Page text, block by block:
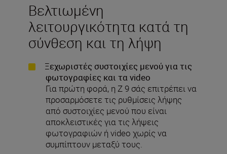
Βελτιωμένη
λειτουργικότητα κατά τη
σύνθεση και τη λήψη
Ξεχωριστές συστοιχίες μενού για τις
φωτογραφίες και τα video
Για πρώτη φορά, η Z 9 σάς επιτρέπει να
προσαρμόσετε τις ρυθμίσεις λήψης
από συστοιχίες μενού που είναι
αποκλειστικές για τις λήψεις
φωτογραφιών ή video χωρίς να
συμπίπτουν μεταξύ τους.